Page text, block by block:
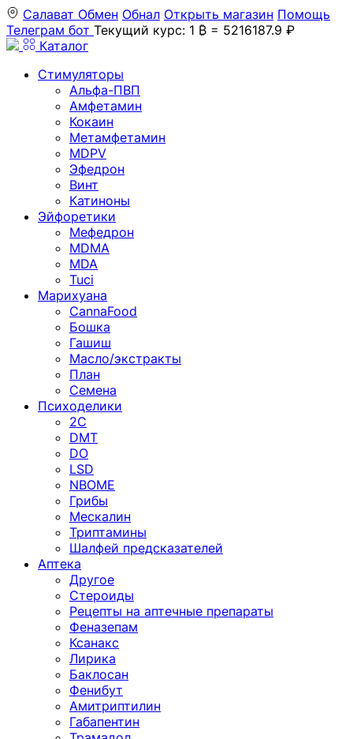
Салават Обмен Обнал Открыть магазин Помощь
Телеграм бот Текущий курс: 1 ₿ = 5216187.9 ₽
Каталог
Стимуляторы
Альфа-ПВП
Амфетамин
Кокаин
Метамфетамин
MDPV
Эфедрон
Винт
Катиноны
Эйфоретики
Мефедрон
MDMA
MDA
Tuci
Марихуана
CannaFood
Бошка
Гашиш
Масло/экстракты
План
Семена
Психоделики
2C
DMT
DO
LSD
NBOME
Грибы
Мескалин
Триптамины
Шалфей предсказателей
Аптека
Другое
Стероиды
Рецепты на аптечные препараты
Феназепам
Ксанакс
Лирика
Баклосан
Фенибут
Амитриптилин
Габапентин